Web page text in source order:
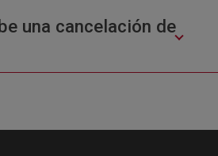
una cancelación de